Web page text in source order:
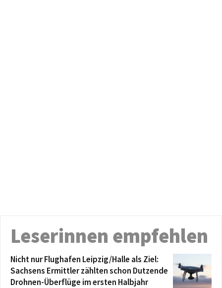
Leserinnen empfehlen
Nicht nur Flughafen Leipzig/Halle als Ziel:
Sachsens Ermittler zählten schon Dutzende
Drohnen-Überflüge im ersten Halbjahr